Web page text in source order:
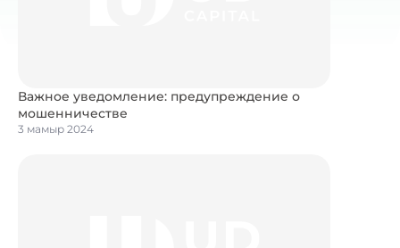
Важное уведомление: предупреждение о
мошенничестве
3 мамыр 2024